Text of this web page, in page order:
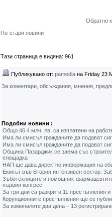
Обратно
По-стари новини
Тази страница е видяна: 961
Публикувано от: pamedia на Friday 23
За коментари, обсъждания, мнения,
Подобни новини :
Общо 46.4 млн. лв. са изплатени на
Има ли смисъл гражданите да подават
Има ли смисъл гражданите да подават
Община Пазарджик се заема със
площадка
НАП ще дава директно информация на
Екипът във Втория интензивен сектор:
Зъботехниците и помощник-
първия конгрес
За три дни са разкрити 11 престъпления
Корупционните престъпления ще се
За изминалите два дена – 13